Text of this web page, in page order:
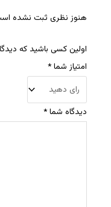
هنوز نظری ثبت نشده
اولین کسی باشید که
امتیاز شما*
دیدگاه شما*